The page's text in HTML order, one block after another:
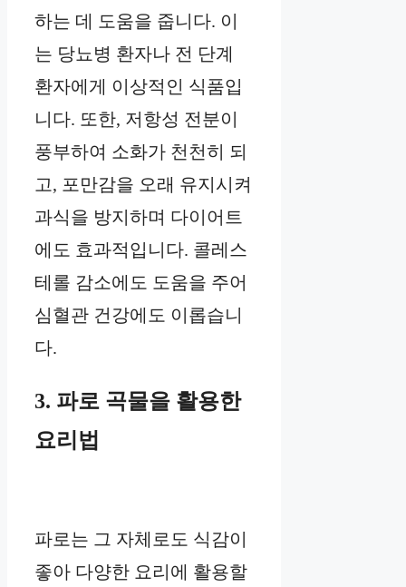
하는 데 도움을 줍니다. 이
는 당뇨병 환자나 전 단계
환자에게 이상적인 식품입
니다. 또한, 저항성 전분이
풍부하여 소화가 천천히 되
고, 포만감을 오래 유지시켜
과식을 방지하며 다이어트
에도 효과적입니다. 콜레스
테롤 감소에도 도움을 주어
심혈관 건강에도 이롭습니
다.
3. 파로 곡물을 활용한
요리법
파로는 그 자체로도 식감이
좋아 다양한 요리에 활용할